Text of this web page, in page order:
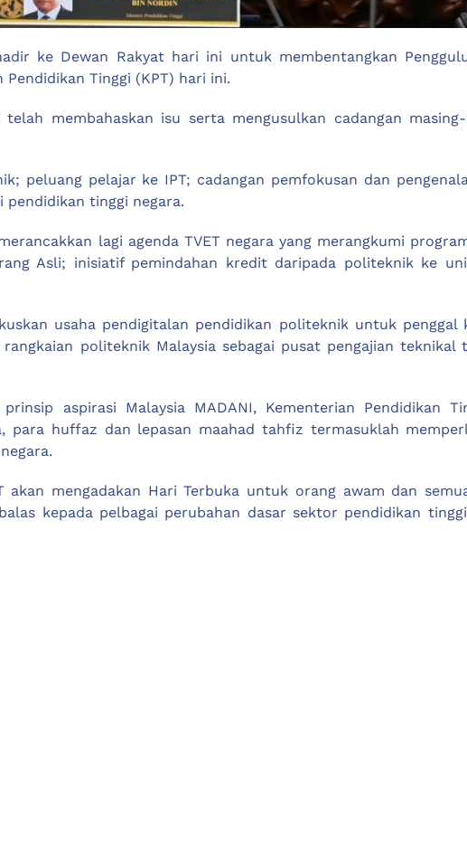
ke Dewan Rakyat hari ini untuk membentangkan
Pendidikan Tinggi (KPT) hari ini.
membahaskan isu serta mengusulkan cadangan
peluang pelajar ke IPT; cadangan pemfokusan dan
pendidikan tinggi negara.
lagi agenda TVET negara yang merangkumi
Asli; inisiatif pemindahan kredit daripada politeknik ke
usaha pendigitalan pendidikan politeknik untuk penggal
politeknik Malaysia sebagai pusat pengajian
aspirasi Malaysia MADANI, Kementerian Pendidikan
huffaz dan lepasan maahad tahfiz termasuklah
mengadakan Hari Terbuka untuk orang awam dan
kepada pelbagai perubahan dasar sektor pendidikan